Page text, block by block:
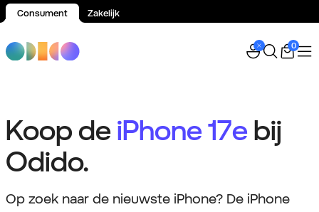
Consument Zakelijk
0
Koop deiPhone 17e bij
Odido.
Op zoek naar de nieuwste iPhone? De iPhone